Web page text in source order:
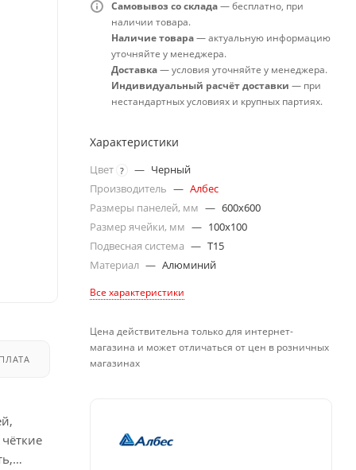
Самовывоз со склада— бесплатно, при
наличии товара.
Наличие товара— актуальную информацию
уточняйте у менеджера.
Доставка— условия уточняйте у менеджера.
Индивидуальный расчёт доставки — при
нестандартных условиях и крупных партиях.
Характеристики
Цвет ? — Черный
Производитель — Албес
Размеры панелей, мм — 600x600
Размер ячейки, мм — 100x100
Подвесная система — T15
Материал — Алюминий
Все характеристики
Цена действительна только для интернет-
магазина и может отличаться от цен в розничных
магазинах